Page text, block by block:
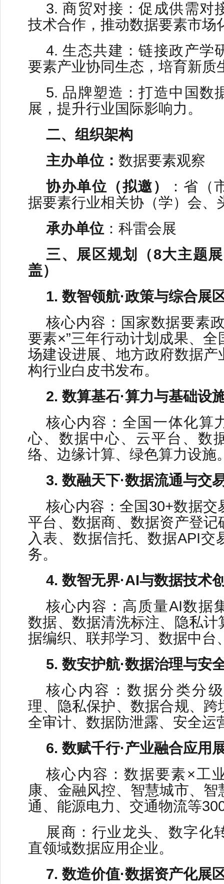
3. 商贸对接：促成供需对
技术合作，推动数据要素市场
4. 生态共建：链接政产学
要素产业协同生态，培育新质
5. 品牌塑造：打造中国数
展，提升行业国际影响力。
二、组织架构
主办单位： 数据要素观察
协办单位（拟邀）
：省（
据要素行业相关协（学）会、
承办单位 ：科雷会展
三、展区规划（8大主题
盖）
1. 数智领航·政策与综合展
核心内容：国家数据要素
要素×”三年行动计划成果、全
场建设进展、地方政府数据产
构行业白皮书发布。
2. 数算基石·算力与基础设
核心内容：全国一体化算
心、数据中心、云平台、数
络、边缘计算、绿色算力设施
3. 数融天下·数据流通与交
核心内容：全国30+数据交
平台、数据商、数据资产登记
入表、数据信托、数据API交
务。
4. 数智无界·AI与数据技术
核心内容：高质量AI数据
数据、数据清洗标注、隐私计
据编织、联邦学习、数据中台
5. 数安护航·数据治理与安
核心内容：数据分类分
理、隐私保护、数据合规、跨
全审计、数据防泄露、安全运
6. 数赋千行·产业融合应用
核心内容：数据要素×工
康、金融风控、智慧城市、智
通、能源电力、交通物流等
展商：行业龙头、数字化
直领域数据应用企业。
7. 数造价值·数据资产化展